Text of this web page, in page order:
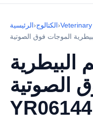
الرئيسية›الكتالوج›
البيطرية
الصوتية
YR06144